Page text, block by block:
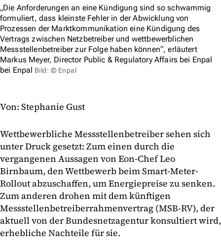
„Die Anforderungen an eine Kündigung sind so schwammig
formuliert, dass kleinste Fehler in der Abwicklung von
Prozessen der Marktkommunikation eine Kündigung des
Vertrags zwischen Netzbetreiber und wettbewerblichen
Messstellenbetreiber zur Folge haben können“, erläutert
Markus Meyer, Director Public & Regulatory Affairs bei Enpal
bei Enpal
Bild: © Enpal
Von: Stephanie Gust
Wettbewerbliche Messstellenbetreiber sehen sich
unter Druck gesetzt: Zum einen durch die
vergangenen Aussagen von Eon-Chef Leo
Birnbaum, den Wettbewerb beim Smart-Meter-
Rollout abzuschaffen, um Energiepreise zu senken.
Zum anderen drohen mit dem künftigen
Messstellenbetreiberrahmenvertrag (MSB-RV), der
aktuell von der Bundesnetzagentur konsultiert wird,
erhebliche Nachteile für sie.